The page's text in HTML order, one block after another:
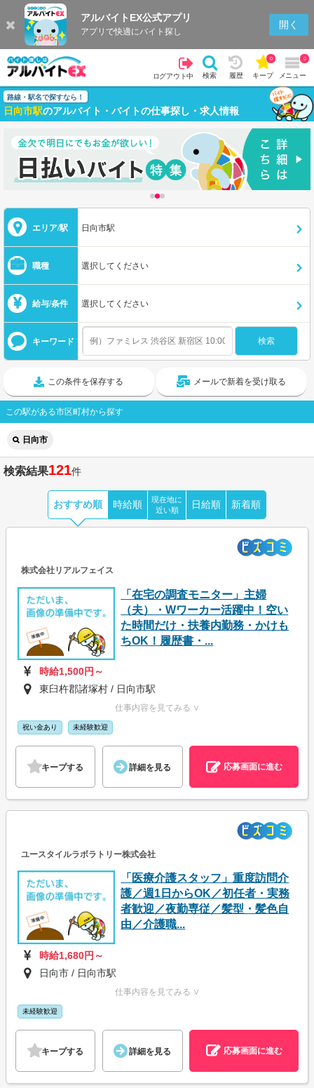
アルバイトEX公式アプリ
アプリで快適にバイト探し
開く
ログアウト中 検索 履歴 キープ
0
メニュー
0
路線・駅名で探すなら！
日向市駅のアルバイト・バイトの仕事探し・求人情報
エリア/駅 日向市駅
職種 選択してください
給与/条件 選択してください
キーワード
この条件を保存する メールで新着を受け取る
この駅がある市区町村から探す
日向市
検索結果121件
おすすめ順 時給順
現在地に
近い順
日給順 新着順
株式会社リアルフェイス
「在宅の調査モニター」主婦
（夫）・Wワーカー活躍中！空い
た時間だけ・扶養内勤務・かけも
ちOK！履歴書・...
時給1,500円～
東臼杵郡諸塚村 / 日向市駅
仕事内容を見てみる ∨
祝い金あり 未経験歓迎
キープする 詳細を見る 応募画面に進む
ユースタイルラボラトリー株式会社
「医療介護スタッフ」重度訪問介
護／週1日からOK／初任者・実務
者歓迎／夜勤専従／髪型・髪色自
由／介護職...
時給1,680円～
日向市 / 日向市駅
仕事内容を見てみる ∨
未経験歓迎
キープする 詳細を見る 応募画面に進む